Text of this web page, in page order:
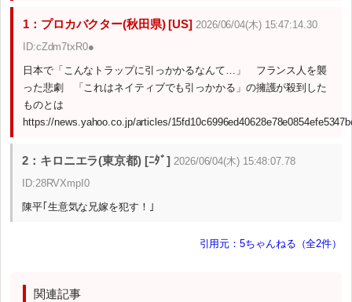
1：プロカバクター(秋田県) [US] 2026/06/04(木) 15:47:14.30
ID:cZdm7txR0●
日本で「こんなトラップに引っかかるなんて…」 フランス人を襲
った悲劇 「これはネイティブでも引っかかる」の擁護が殺到した
ものとは
https://news.yahoo.co.jp/articles/
2：キロニエラ(東京都) [ﾆﾀﾞ] 2026/06/04(木) 15:48:07.78
ID:28RVXmpI0
陳平｢生意気な兄嫁を犯す！｣
引用元：5ちゃんねる（全2件）
関連記事